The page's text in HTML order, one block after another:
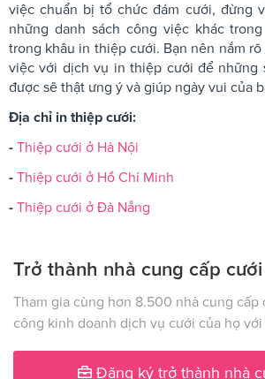
việc chuẩn bị tổ chức đám cưới, đừng
những danh sách công việc khác
trong khâu in thiệp cưới. Bạn nên nắm
việc với dịch vụ in thiệp cưới để những
được sẽ thật ưng ý và giúp ngày vui của
Địa chỉ in thiệp cưới:
- Thiệp cưới ở Hà Nội
- Thiệp cưới ở Hồ Chí Minh
- Thiệp cưới ở Đà Nẵng
Trở thành nhà cung cấp
Tham gia cùng hơn 8.500 nhà cung cấp
công kinh doanh dịch vụ cưới của họ với
Đăng ký trở thành nhà